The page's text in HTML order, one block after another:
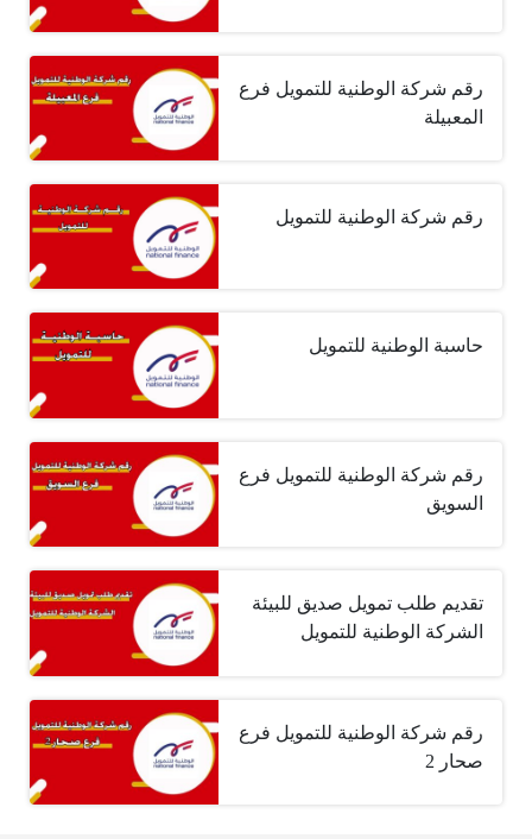
رقم شركة الوطنية للتمويل فرع
المعبيلة
رقم شركة الوطنية للتمويل
حاسبة الوطنية للتمويل
رقم شركة الوطنية للتمويل فرع
السويق
تقديم طلب تمويل صديق للبيئة
الشركة الوطنية للتمويل
رقم شركة الوطنية للتمويل فرع
صحار 2